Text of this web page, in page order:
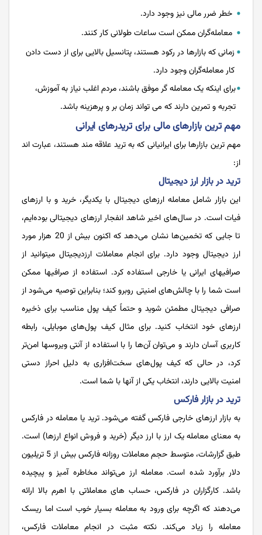
خطر ضرر مالی نیز وجود دارد.
معامله­‌گران ممکن است ساعات طولانی کار کنند.
زمانی که بازارها در رکود هستند، پتانسیل بالایی برای از دست دادن
کار معامله­‌گران وجود دارد.
برای اینکه یک معامله گر موفق باشند، مردم اغلب نیاز به آموزش،
تجربه و تمرین دارند که می تواند زمان بر و پرهزینه باشد.
مهم ترین بازارهای مالی برای تریدرهای ایرانی
مهم ترین بازارها برای ایرانیانی که به ترید علاقه­ مند هستند، عبارت ­اند
از:
ترید در بازار ارز دیجیتال
این بازار شامل معامله ارزهای دیجیتال با یکدیگر، خرید و با ارزهای
فیات است. در سال‌‌‌‌‌‌‌‌‌‌‌‌‌‌های اخیر شاهد انفجار ارزهای دیجیتالی بوده‌‌‌‌‌‌‌‌‌‌‌‌‌‌ایم،
تا جایی که تخمین‌‌‌‌‌‌‌‌‌‌‌‌‌‌ها نشان می‌‌‌‌‌‌‌‌‌‌‌‌‌‌دهد که اکنون بیش از 20 هزار مورد
ارز دیجیتال وجود دارد. برای انجام معاملات ارز­دیجیتال می­توانید از
صرافی­های ایرانی یا خارجی استفاده کرد. استفاده از صرافی­ها ممکن
است شما را با چالش‌‌‌‌‌‌‌‌‌‌‌‌‌‌های امنیتی روبرو کند؛ بنابراین توصیه می‌‌‌‌‌‌‌‌‌‌‌‌‌‌شود از
صرافی دیجیتال مطمئن شوید و حتماً کیف پول مناسب برای ذخیره
ارزهای خود انتخاب کنید. برای مثال کیف پول‌‌‌‌‌‌‌‌‌‌‌‌‌‌های موبایلی، رابطه
کاربری آسان دارند و می‌‌‌‌‌‌‌‌‌‌‌‌‌‌توان آن‌‌‌‌‌‌‌‌‌‌‌‌‌‌ها را با استفاده از آنتی ­ویروس­ها امن‌‌‌‌‌‌‌‌‌‌‌‌‌‌تر
کرد، در حالی که کیف پول‌‌‌‌‌‌‌‌‌‌‌‌‌‌های سخت‌‌‌‌‌‌‌‌‌‌‌‌‌‌افزاری به دلیل احراز دستی
امنیت بالایی دارند، انتخاب یکی از آن­ها با شما است.
ترید در بازار فارکس
به بازار ارزهای خارجی فارکس گفته می‌‌‌‌‌‌‌‌‌‌‌‌‌‌شود. ترید یا معامله در فارکس
به معنای معامله یک ارز با ارز دیگر (خرید و فروش انواع ارزها) است.
طبق گزارشات، متوسط حجم معاملات روزانه فارکس بیش از 5 تریلیون
دلار برآورد شده است. معامله ارز می‌‌‌‌‌‌‌‌‌‌‌‌‌‌تواند مخاطره ‌‌‌‌‌‌‌‌‌‌‌‌‌‌آمیز و پیچیده
باشد. کارگزاران در فارکس، حساب های معاملاتی با اهرم بالا ارائه
می‌‌‌‌‌‌‌‌‌‌‌‌‌‌دهند که اگرچه برای ورود به معامله بسیار خوب است اما ریسک
معامله را زیاد می‌‌‌‌‌‌‌‌‌‌‌‌‌‌کند. نکته مثبت در انجام معاملات فارکس،